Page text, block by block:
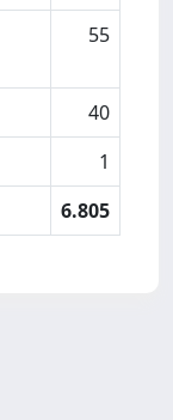
55
40
1
6.805